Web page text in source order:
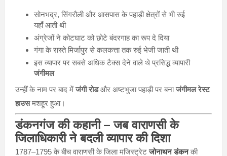
सोनभद्र, सिंगरौली और आसपास के पहाड़ी क्षेत्रों से भी रुई
यहाँ आती थी
अंग्रेजों ने कोटघाट को छोटे बंदरगाह का रूप दे दिया
गंगा के रास्ते मिर्जापुर से कलकत्ता तक रुई भेजी जाती थी
इस व्यापार पर सबसे अधिक टैक्स देने वाले थे प्रसिद्ध व्यापारी
जंगीमल
उन्हीं के नाम पर बाद में जंगी रोडऔर अष्टभुजा पहाड़ी पर बनाजंगीमल रेस्ट
हाउसमशहूर हुआ।
डंकनगंज की कहानी – जब वाराणसी के
जिलाधिकारी ने बदली व्यापार की दिशा
1787–1795 के बीच वाराणसी के जिला मजिस्ट्रेटजोनाथन डंकनकी